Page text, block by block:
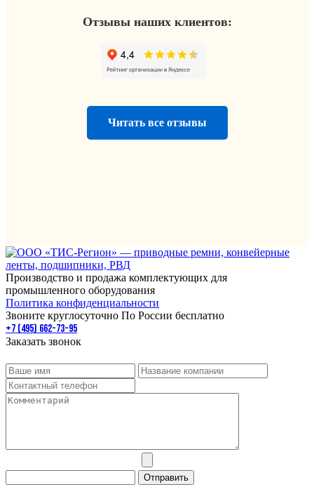
Отзывы наших клиентов:
Читать все отзывы
Производство и продажа комплектующих для
промышленного оборудования
Политика конфиденциальности
Звоните круглосуточно По России бесплатно
+7 (495) 662-73-95
Заказать звонок